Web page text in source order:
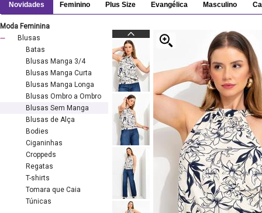
Novidades Feminino Plus Size Evangélica Masculino
Moda Feminina
Blusas
Batas
Blusas Manga 3/4
Blusas Manga Curta
Blusas Manga Longa
Blusas Ombro a Ombro
Blusas Sem Manga
Blusas de Alça
Bodies
Ciganinhas
Croppeds
Regatas
T-shirts
Tomara que Caia
Túnicas